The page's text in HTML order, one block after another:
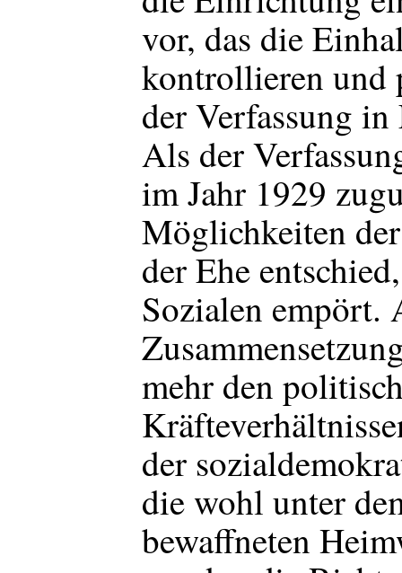
vor, das die
kontrollieren und
der Verfassung
Als der
im Jahr 1929
Möglichkeiten
der Ehe
Sozialen empört.
mehr den
der
die wohl unter
bewaffneten